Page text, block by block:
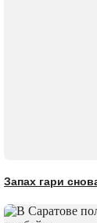
Запах гари